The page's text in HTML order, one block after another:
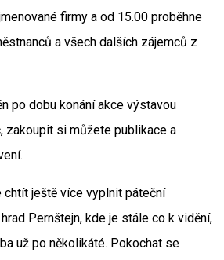
firmy a od 15.00 proběhne
a všech dalších zájemců z
po dobu konání akce výstavou
zakoupit si můžete publikace a
chtít ještě více vyplnit páteční
Pernštejn, kde je stále co k vidění,
už po několikáté. Pokochat se